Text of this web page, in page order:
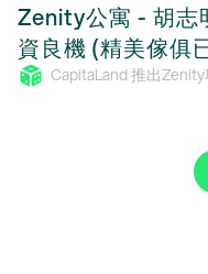
Zenity公寓 - 胡志
資良機 (精美傢俱
CapitaLand 推出